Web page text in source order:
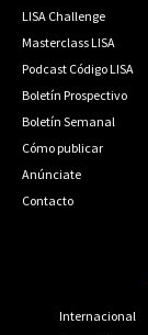
LISA Challenge
Masterclass LISA
Podcast Código LISA
Boletín Prospectivo
Boletín Semanal
Cómo publicar
Anúnciate
Contacto
Internacional